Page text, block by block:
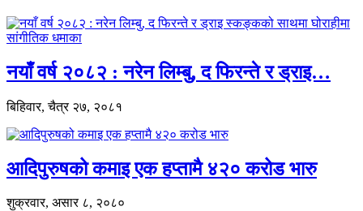
नयाँ वर्ष २०८२ : नरेन लिम्बु, द फिरन्ते र ड्राइ…
बिहिवार, चैत्र २७, २०८१
आदिपुरुषको कमाइ एक हप्तामै ४२० करोड भारु
शुक्रवार, असार ८, २०८०